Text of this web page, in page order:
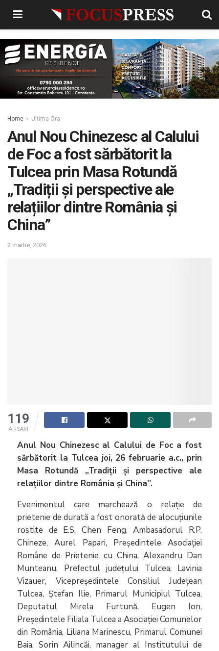
Home Ultima Ora
Anul Nou Chinezesc al Calului
de Foc a fost sărbătorit la
Tulcea prin Masa Rotundă
„Tradiții și perspective ale
relațiilor dintre România și
China”
2 martie, 2026
119
AFISARI
Anul Nou Chinezesc al Calului de Foc a fost
sărbătorit la Tulcea joi, 26 februarie a.c., prin
Masa Rotundă „Tradiții și perspective ale
relațiilor dintre România și China”.
Evenimentul care marchează o relație de
prietenie de durată a fost onorată de alocuțiunile
rostite de E.S. Chen Feng, Ambasadorul R.P.
Chineze, Aurel Papari, Președintele Asociației
Române de Prietenie cu China, Alexandru Dan
Munteanu, Prefectul județului Tulcea, Lavinia
Vizauer, Vicepreședintele Consiliul Județean
Tulcea, Ștefan Ilie, Primarul Municipiul Tulcea,
Deputatul Mirela Furtună, Eugen Ion,
Președintele Filiala Tulcea a Asociației Comunelor
din România, Liliana Marinescu, Primarul Comunei
Baia, Sorin Ailincăi, manager al Institutului de